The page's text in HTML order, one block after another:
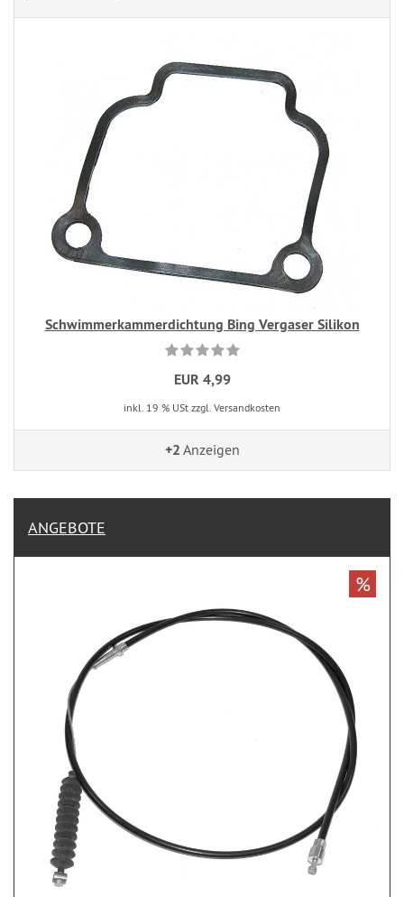
Schwimmerkammerdichtung Bing Vergaser Silikon
EUR 4,99
inkl. 19 % USt zzgl. Versandkosten
+2 Anzeigen
ANGEBOTE
%